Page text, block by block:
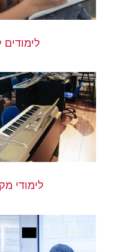
לימודים
לימודי